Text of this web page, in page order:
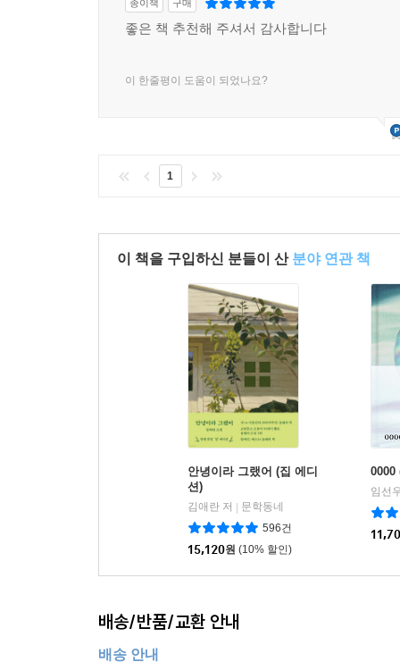
종이책 구매
이 책을 구입하신 분들이 산
안녕이라 그랬어 (집 에디
션)
김애란 저 | 문학동네
596건
15,120원(10% 할인)
0000
임선
배송/반품/교환 안내